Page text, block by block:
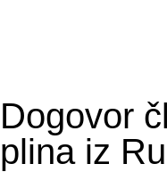
Dogovor
plina iz